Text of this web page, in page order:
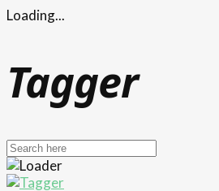
Loading...
Tagger